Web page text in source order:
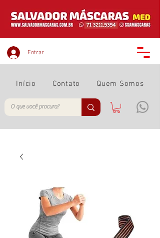
Início Contato Quem Somos
Entrar